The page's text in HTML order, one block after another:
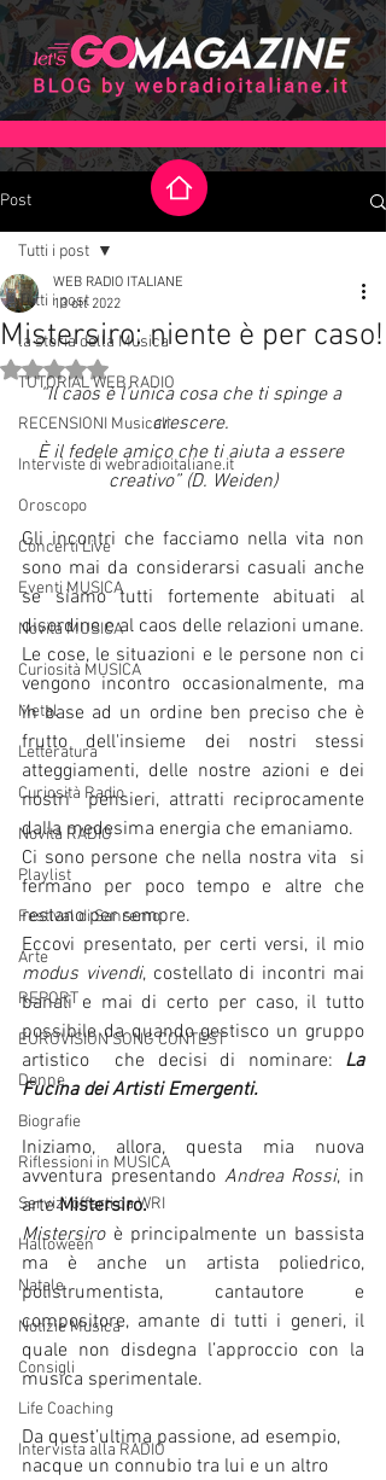
Post
Tutti i post
la storia della Musica
TUTORIAL WEB RADIO
RECENSIONI Musicali
Interviste di webradioitaliane.it
Oroscopo
Concerti Live
Eventi MUSICA
Novità MUSICA
Curiosità MUSICA
Metal
Letteratura
Curiosità Radio
Novità RADIO
Playlist
Festival di Sanremo
Arte
REPORT
EUROVISION SONG CONTEST
Donne
Biografie
Riflessioni in MUSICA
Servizi offerti da WRI
Halloween
Natale
Notizie Musica
Consigli
Life Coaching
Intervista alla RADIO
Tutti i post
Mistersiro: niente è per caso!
WEB RADIO ITALIANE
13 ott 2022
Valutazione NaN stelle su 5.
“Il caos è l’unica cosa che ti spinge a
crescere.
È il fedele amico che ti aiuta a essere
creativo” (D. Weiden)
Gli incontri che facciamo nella vita non
sono mai da considerarsi casuali anche
se siamo tutti fortemente abituati al
disordine e al caos delle relazioni umane.
Le cose, le situazioni e le persone non ci
vengono incontro occasionalmente, ma
in base ad un ordine ben preciso che è
frutto dell'insieme dei nostri stessi
atteggiamenti, delle nostre azioni e dei
nostri  pensieri, attratti reciprocamente
dalla medesima energia che emaniamo.
Ci sono persone che nella nostra vita  si
fermano per poco tempo e altre che
modus vivendi, costellato di incontri mai
banali e mai di certo per caso, il tutto
possibile da quando gestisco un gruppo
artistico  che decisi di nominare: La
Fucina dei Artisti Emergenti.
Iniziamo, allora, questa mia nuova
avventura presentando Andrea Rossi, in
arte Mistersiro.
Mistersiro è principalmente un bassista
ma è anche un artista poliedrico,
polistrumentista, cantautore e
compositore, amante di tutti i generi, il
quale non disdegna l’approccio con la
Da quest’ultima passione, ad esempio,
nacque un connubio tra lui e un altro